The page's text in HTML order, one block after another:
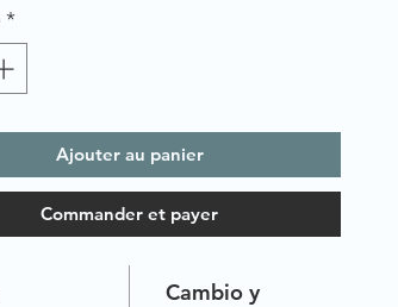
*
Ajouter au panier
Commander et payer
Cambio y